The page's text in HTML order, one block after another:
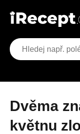
Dvěma znamením hrozí v
květnu